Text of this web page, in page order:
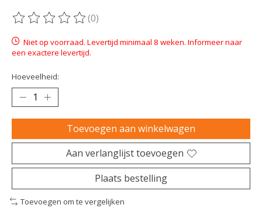
De beoordeling van dit product is
(0)
Niet op voorraad. Levertijd minimaal 8 weken. Informeer naar
een exactere levertijd.
Hoeveelheid:
Toevoegen aan winkelwagen
Aan verlanglijst toevoegen
Plaats bestelling
Toevoegen om te vergelijken